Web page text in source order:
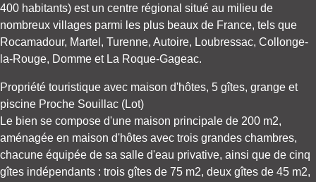
400 habitants) est un centre régional situé au milieu de
nombreux villages parmi les plus beaux de France, tels que
Rocamadour, Martel, Turenne, Autoire, Loubressac, Collonge-
la-Rouge, Domme et La Roque-Gageac.
Propriété touristique avec maison d'hôtes, 5 gîtes, grange et
piscine Proche Souillac (Lot)
Le bien se compose d'une maison principale de 200 m2,
aménagée en maison d'hôtes avec trois grandes chambres,
chacune équipée de sa salle d'eau privative, ainsi que de cinq
gîtes indépendants : trois gîtes de 75 m2, deux gîtes de 45 m2,